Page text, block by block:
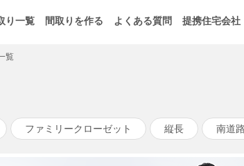
り一覧 間取りを作る よくある質問 提携住宅会社
覧
ファミリークローゼット 縦長 南道路